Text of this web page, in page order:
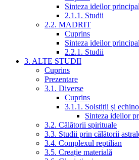
Sinteza ideilor
2.1.1. Studii
2.2. MADRIT
Cuprins
Sinteza ideilor
2.2.1. Studii
3. ALTE STUDII
Cuprins
Prezentare
3.1. Diverse
Cuprins
3.1.1. Solstiții și
Sinteza ideilor
3.2. Călătorii spirituale
3.3. Studii prin călătorii
3.4. Complexul reptilian
3.5. Creație materială